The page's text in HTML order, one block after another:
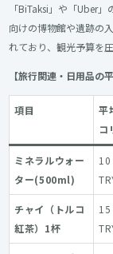
「BiTaksi」や「Uber
向けの博物館や遺跡の
れており、観光予算を
【旅行関連・日用品の
項目
平
コ
ミネラルウォー
ター(500ml)
10
チャイ（トルコ
紅茶）1杯
15